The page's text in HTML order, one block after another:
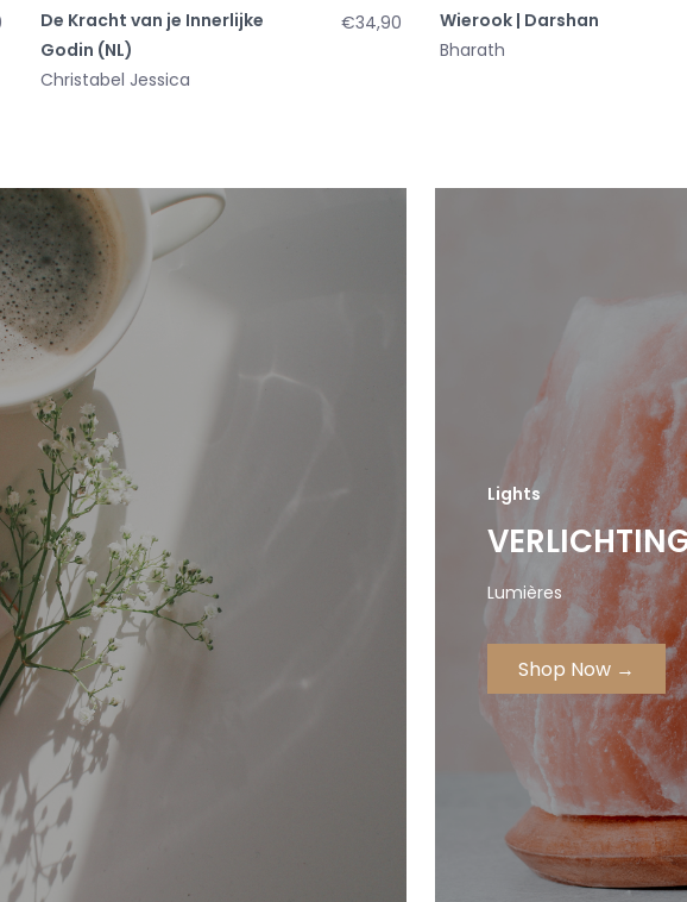
De Kracht van je Innerlijke
Godin (NL)
Christabel Jessica
€34,90
Wierook | Darshan
Bharath
Lights
Lumières
Shop Now →